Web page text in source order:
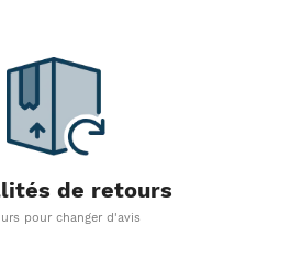
de retours
pour changer d'avis